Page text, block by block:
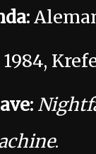
1984,
.